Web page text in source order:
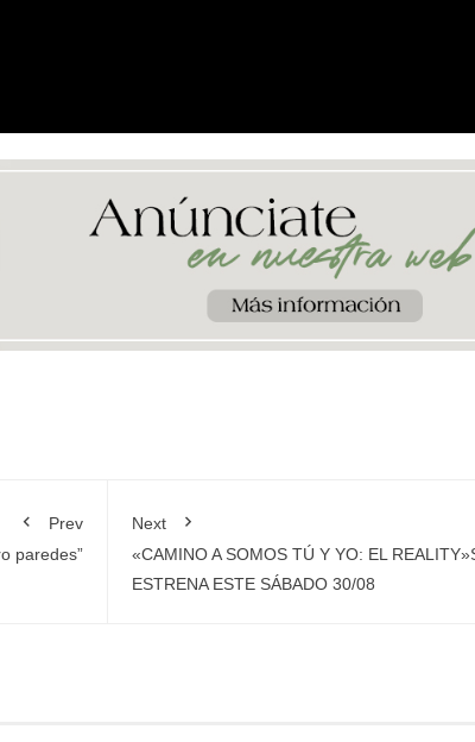
Prev
paredes”
Next
«CAMINO A SOMOS TÚ Y YO: EL
ESTRENA ESTE SÁBADO 30/08